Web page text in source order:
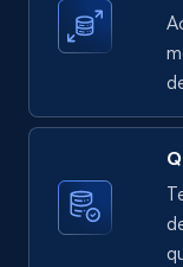
Etsy -
URL, Product
price, and
1.9K+